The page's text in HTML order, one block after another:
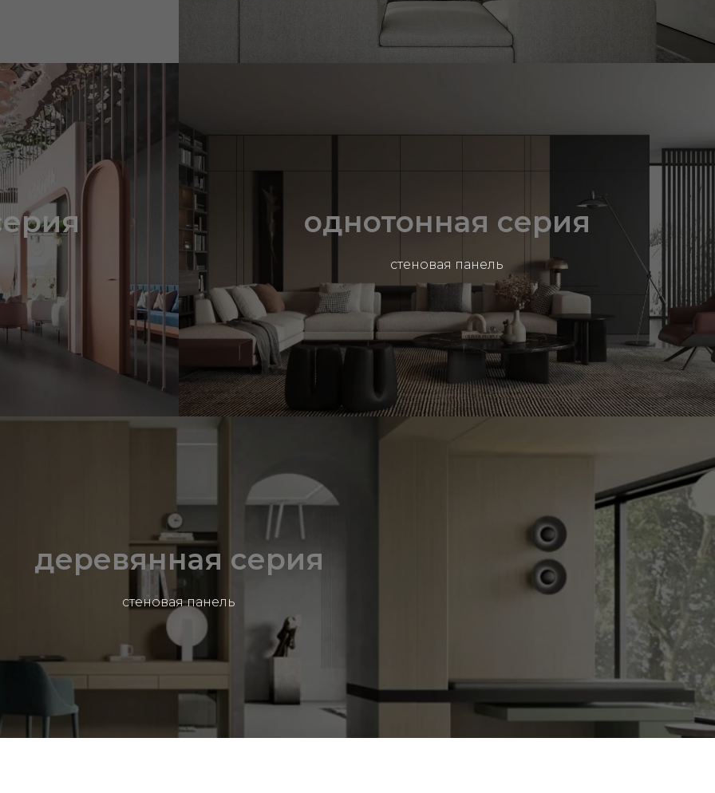
однотонная серия
стеновая панель
деревянная серия
стеновая панель